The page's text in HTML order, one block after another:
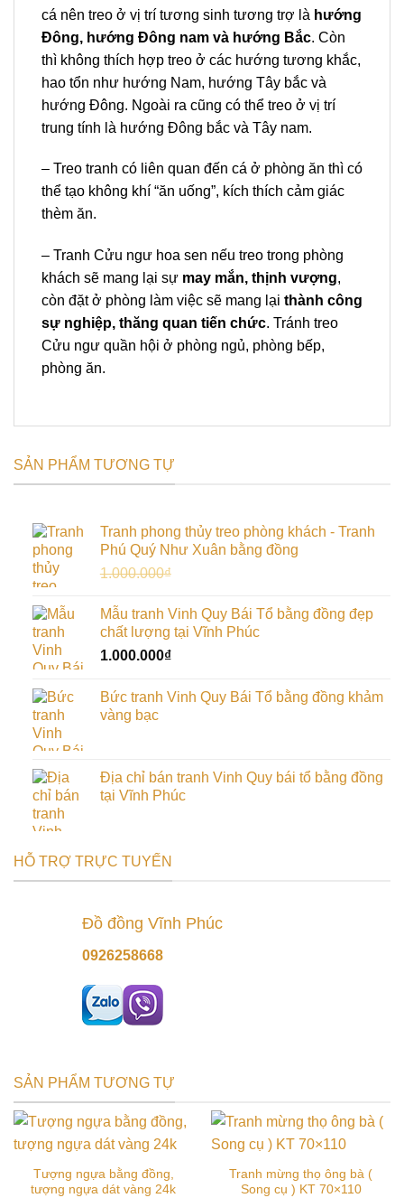
cá nên treo ở vị trí tương sinh tương trợ là hướng
Đông, hướng Đông nam và hướng Bắc. Còn
thì không thích hợp treo ở các hướng tương khắc,
hao tổn như hướng Nam, hướng Tây bắc và
hướng Đông. Ngoài ra cũng có thể treo ở vị trí
trung tính là hướng Đông bắc và Tây nam.
– Treo tranh có liên quan đến cá ở phòng ăn thì có
thể tạo không khí “ăn uống”, kích thích cảm giác
thèm ăn.
– Tranh Cửu ngư hoa sen nếu treo trong phòng
khách sẽ mang lại sự may mắn, thịnh vượng,
còn đặt ở phòng làm việc sẽ mang lại thành công
sự nghiệp, thăng quan tiến chức. Tránh treo
Cửu ngư quần hội ở phòng ngủ, phòng bếp,
phòng ăn.
SẢN PHẨM TƯƠNG TỰ
Tranh phong thủy treo phòng khách - Tranh
Phú Quý Như Xuân bằng đồng
1.000.000₫
là:
1.000.000₫.
tại
là:
Mẫu tranh Vinh Quy Bái Tổ bằng đồng đẹp
chất lượng tại Vĩnh Phúc
1.000.000₫
Bức tranh Vinh Quy Bái Tổ bằng đồng khảm
vàng bạc
Địa chỉ bán tranh Vinh Quy bái tổ bằng đồng
tại Vĩnh Phúc
HỖ TRỢ TRỰC TUYẾN
Đồ đồng Vĩnh Phúc
0926258668
SẢN PHẨM TƯƠNG TỰ
Tượng ngựa bằng đồng,
tượng ngựa dát vàng 24k
Tranh mừng thọ ông bà (
Song cụ ) KT 70×110